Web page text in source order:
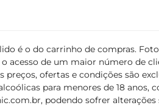
é o do carrinho de compras.
acesso de um maior número de
ofertas e condições são
para menores de 18 anos,
, podendo sofrer